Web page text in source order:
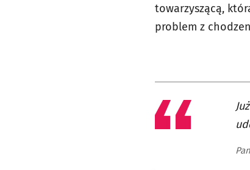
towarzyszącą,
problem z